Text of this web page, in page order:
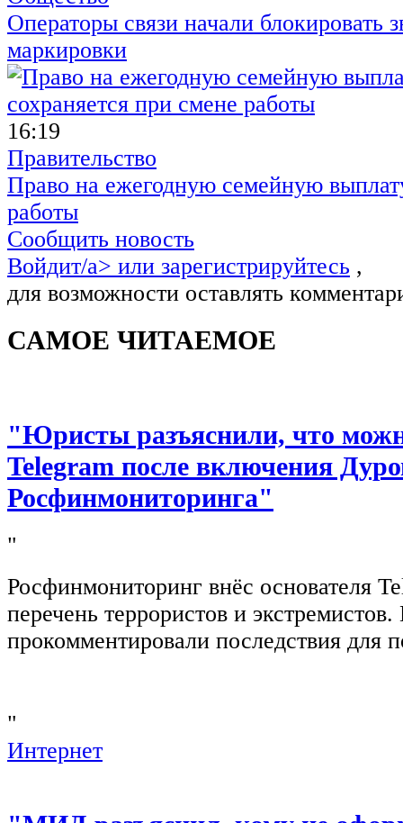
Операторы связи начали блокировать
маркировки
16:19
Правительство
Право на ежегодную семейную
работы
Сообщить новость
Войдит/a> или зарегистрируйтесь ,
для возможности оставлять
САМОЕ ЧИТАЕМОЕ
"Юристы разъяснили, что
Telegram после включения
Росфинмониторинга"
"
Росфинмониторинг внёс основателя
перечень террористов и
прокомментировали последствия для
"
Интернет